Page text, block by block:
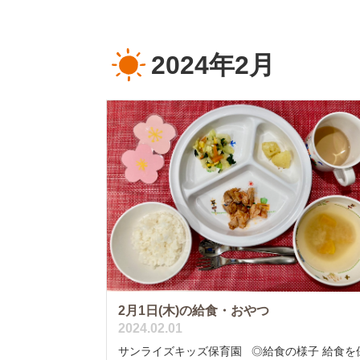
2024年2月
2月1日(木)の給食・おやつ
2024.02.01
サンライズキッズ保育園 ◎給食の様子 給食を